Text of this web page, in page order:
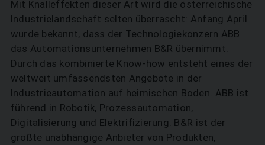
Mit Knalleffekten dieser Art wird die österreichische
Industrielandschaft selten überrascht: Anfang April
wurde bekannt, dass der Technologiekonzern ABB
das Automationsunternehmen B&R übernimmt.
Durch das kombinierte Know-how entsteht eines der
weltweit umfassendsten Angebote in der
Industrieautomation auf heimischen Boden. ABB ist
führend in Robotik, Prozessautomation,
Digitalisierung und Elektrifizierung. B&R ist der
größte unabhängige Anbieter von Produkten,